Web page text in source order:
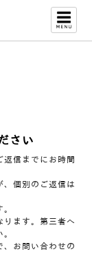
さい
信までにお時間
個別のご返信は
ます。第三者へ
、お問い合わせの